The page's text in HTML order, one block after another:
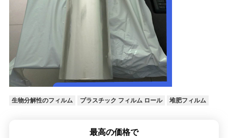
生物分解性のフィルム プラスチック フィルム ロール 堆肥フィルム
最高の価格で